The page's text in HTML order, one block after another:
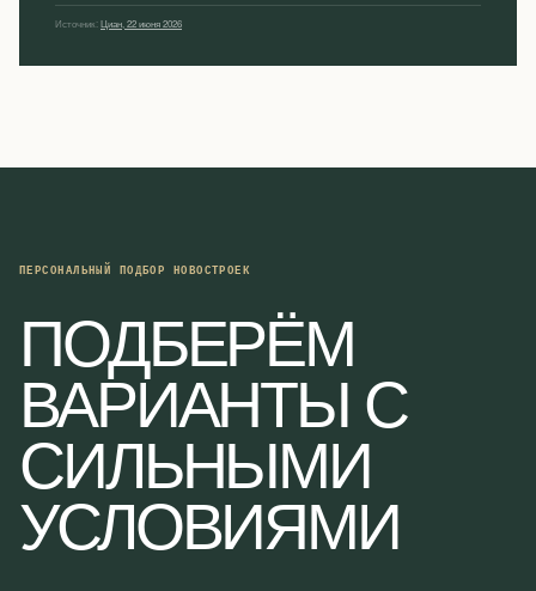
Источник:Циан, 22 июня 2026
ПЕРСОНАЛЬНЫЙ ПОДБОР НОВОСТРОЕК
ПОДБЕРЁМ
ВАРИАНТЫ С
СИЛЬНЫМИ
УСЛОВИЯМИ